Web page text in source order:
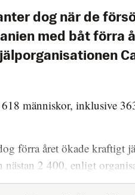
dog när de
med båt förra
människor, inklusive
förra året ökade kraftigt
nästan 2 400, enligt